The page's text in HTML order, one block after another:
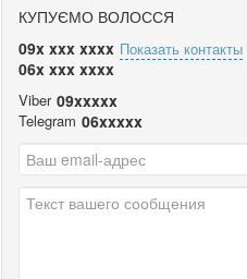
КУПУЄМО ВОЛОССЯ
09x xxx xxxx Показать контакты
06x xxx xxxx
Viber 09xxxxx
Telegram 06xxxxx